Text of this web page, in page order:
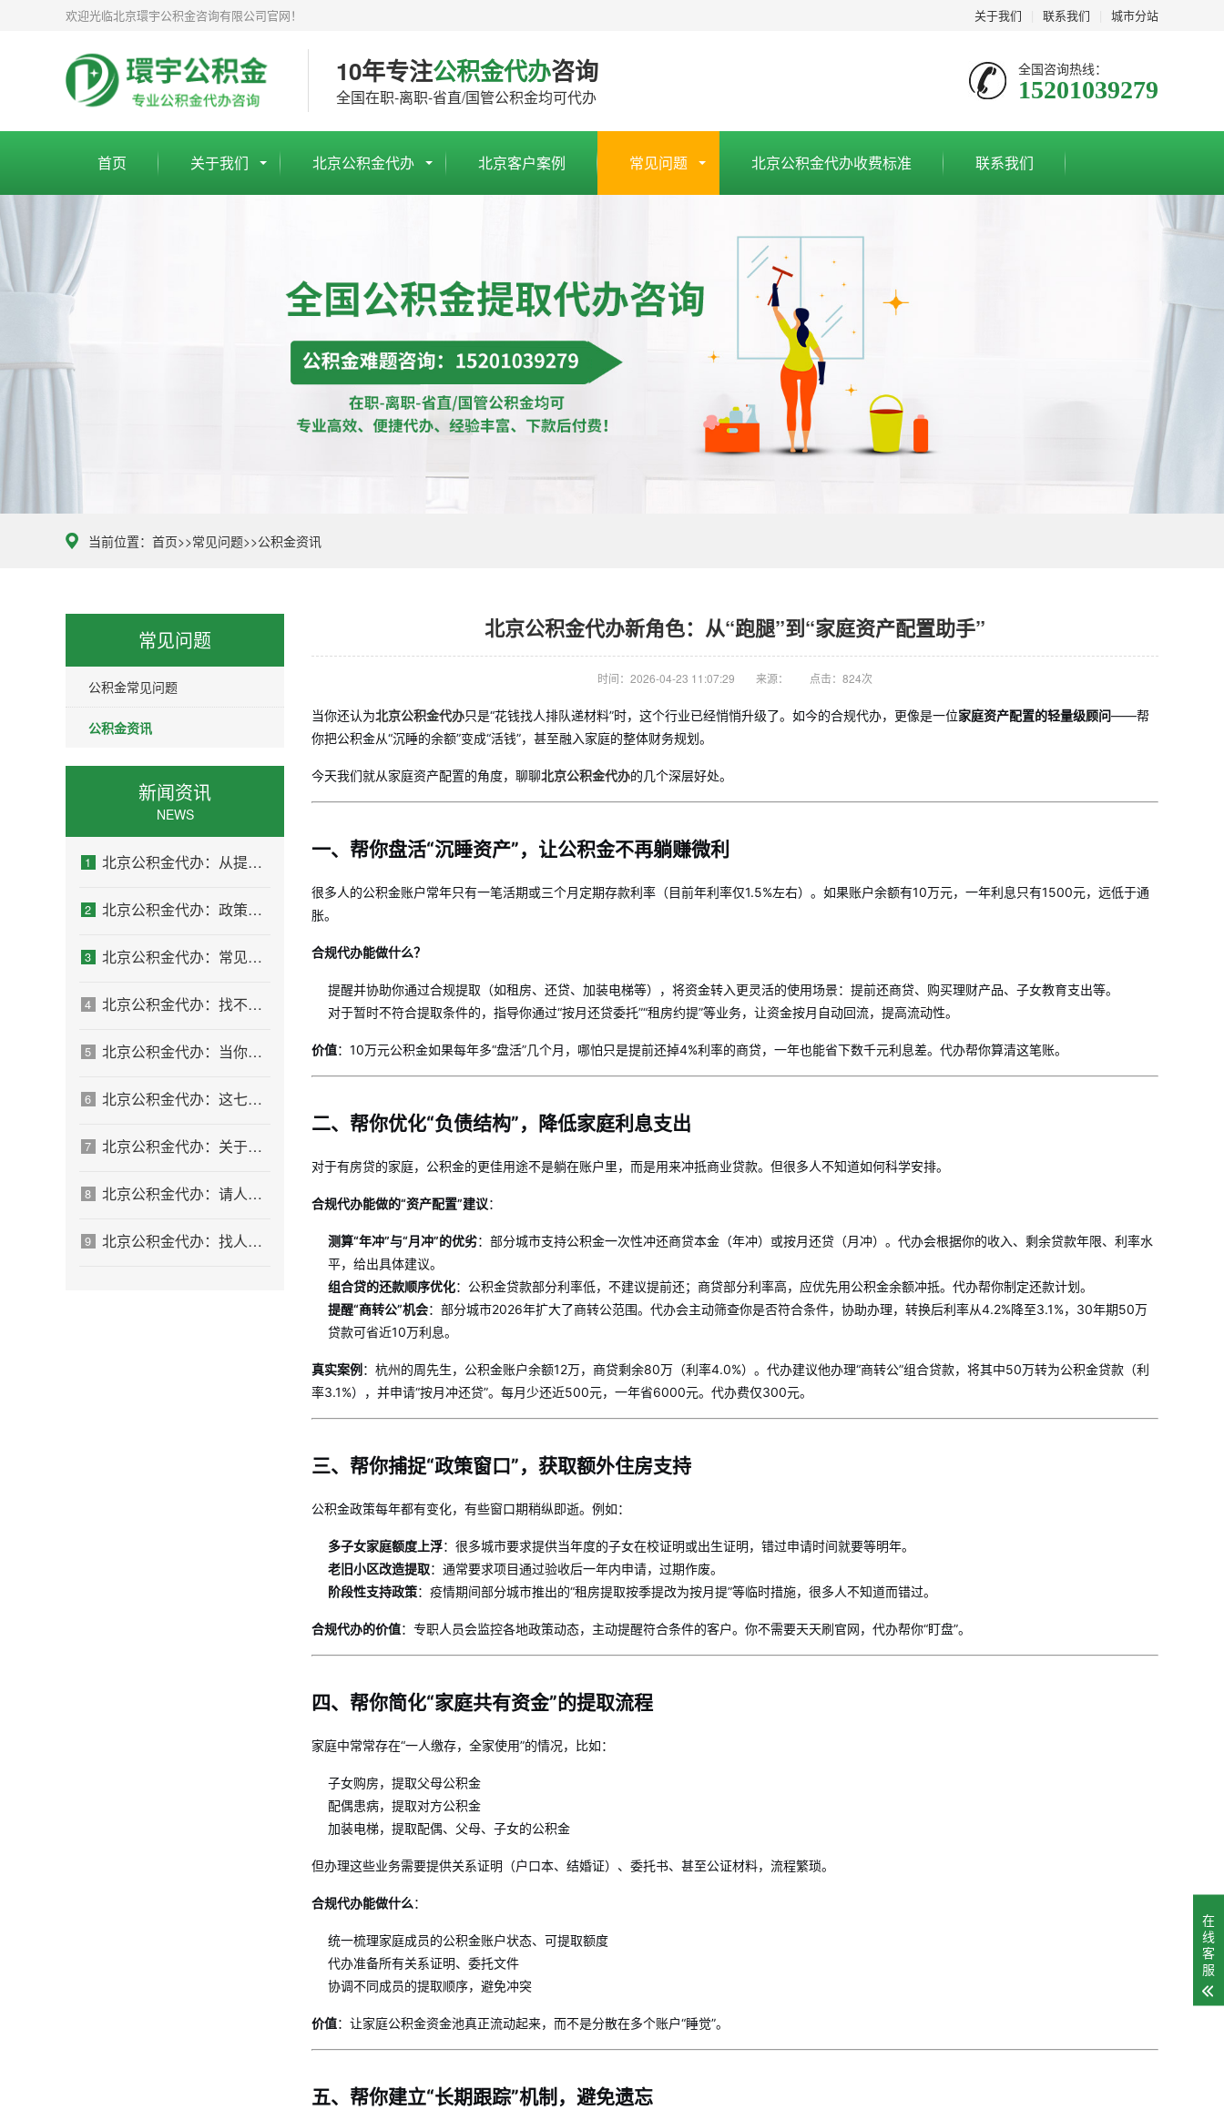
关于我们 联系我们 城市分站
欢迎光临北京環宇公积金咨询有限公司官网！
10年专注公积金代办咨询
全国在职-离职-省直/国管公积金均可代办
全国咨询热线：
15201039279
首页 关于我们 北京公积金代办 北京客户案例 常见问题 北京公积金代办收费标准 联系我们
当前位置： 首页>>常见问题>>公积金资讯
常见问题
公积金常见问题
公积金资讯
新闻资讯
NEWS
1 北京公积金代办：从提问方式就能看出你是否需要帮助
2 北京公积金代办：政策一直在变，你需要有人帮你盯着
3 北京公积金代办：常见误区
4 北京公积金代办：找不找代办的最终判断标准
5 北京公积金代办：当你犹豫要不要找人时，先看自己符合这几点吗
6 北京公积金代办：这七种情况，你真的不用找代办
7 北京公积金代办：关于找代办这件事的常见疑问，一次性说清楚
8 北京公积金代办：请人办之前，自己先做这几步
9 北京公积金代办：找人办不是放弃，是换一种方式解决
北京公积金代办新角色：从“跑腿”到“家庭资产配置助手”
时间：2026-04-23 11:07:29 来源： 点击：824次
当你还认为北京公积金代办只是“花钱找人排队递材料”时，这个行业已经悄悄升级了。如今的合规代办，更像是一位家庭资产配置的轻量级顾问——帮
你把公积金从“沉睡的余额”变成“活钱”，甚至融入家庭的整体财务规划。
今天我们就从家庭资产配置的角度，聊聊北京公积金代办的几个深层好处。
一、帮你盘活“沉睡资产”，让公积金不再躺赚微利
很多人的公积金账户常年只有一笔活期或三个月定期存款利率（目前年利率仅1.5%左右）。如果账户余额有10万元，一年利息只有1500元，远低于通
胀。
合规代办能做什么？
提醒并协助你通过合规提取（如租房、还贷、加装电梯等），将资金转入更灵活的使用场景：提前还商贷、购买理财产品、子女教育支出等。
对于暂时不符合提取条件的，指导你通过“按月还贷委托”“租房约提”等业务，让资金按月自动回流，提高流动性。
价值：10万元公积金如果每年多“盘活”几个月，哪怕只是提前还掉4%利率的商贷，一年也能省下数千元利息差。代办帮你算清这笔账。
二、帮你优化“负债结构”，降低家庭利息支出
对于有房贷的家庭，公积金的更佳用途不是躺在账户里，而是用来冲抵商业贷款。但很多人不知道如何科学安排。
合规代办能做的“资产配置”建议：
测算“年冲”与“月冲”的优劣：部分城市支持公积金一次性冲还商贷本金（年冲）或按月还贷（月冲）。代办会根据你的收入、剩余贷款年限、利率水
平，给出具体建议。
组合贷的还款顺序优化：公积金贷款部分利率低，不建议提前还；商贷部分利率高，应优先用公积金余额冲抵。代办帮你制定还款计划。
提醒“商转公”机会：部分城市2026年扩大了商转公范围。代办会主动筛查你是否符合条件，协助办理，转换后利率从4.2%降至3.1%，30年期50万
贷款可省近10万利息。
真实案例 ：杭州的周先生，公积金账户余额12万，商贷剩余80万（利率4.0%）。代办建议他办理“商转公”组合贷款，将其中50万转为公积金贷款（利
率3.1%），并申请“按月冲还贷”。每月少还近500元，一年省6000元。代办费仅300元。
三、帮你捕捉“政策窗口”，获取额外住房支持
公积金政策每年都有变化，有些窗口期稍纵即逝。例如：
多子女家庭额度上浮：很多城市要求提供当年度的子女在校证明或出生证明，错过申请时间就要等明年。
老旧小区改造提取：通常要求项目通过验收后一年内申请，过期作废。
阶段性支持政策：疫情期间部分城市推出的“租房提取按季提改为按月提”等临时措施，很多人不知道而错过。
合规代办的价值：专职人员会监控各地政策动态，主动提醒符合条件的客户。你不需要天天刷官网，代办帮你“盯盘”。
四、帮你简化“家庭共有资金”的提取流程
家庭中常常存在“一人缴存，全家使用”的情况，比如：
子女购房，提取父母公积金
配偶患病，提取对方公积金
加装电梯，提取配偶、父母、子女的公积金
但办理这些业务需要提供关系证明（户口本、结婚证）、委托书、甚至公证材料，流程繁琐。
合规代办能做什么：
统一梳理家庭成员的公积金账户状态、可提取额度
代办准备所有关系证明、委托文件
协调不同成员的提取顺序，避免冲突
价值：让家庭公积金资金池真正流动起来，而不是分散在多个账户“睡觉”。
五、帮你建立“长期跟踪”机制，避免遗忘
在
线
客
服